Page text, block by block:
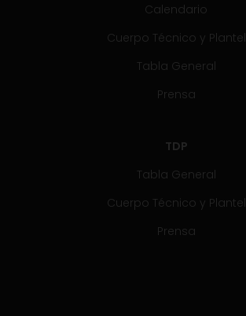
Calendario
Cuerpo Técnico y Plantel
Tabla General
Prensa
TDP
Tabla General
Cuerpo Técnico y Plantel
Prensa